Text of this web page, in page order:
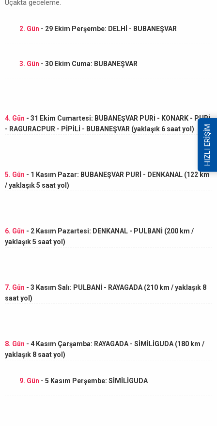
Uçakta geceleme.
2. Gün - 29 Ekim Perşembe: DELHİ - BUBANEŞVAR
3. Gün - 30 Ekim Cuma: BUBANEŞVAR
4. Gün - 31 Ekim Cumartesi: BUBANEŞVAR PURİ - KONARK - PURİ
- RAGURACPUR - PİPİLİ - BUBANEŞVAR (yaklaşık 6 saat yol)
5. Gün - 1 Kasım Pazar: BUBANEŞVAR PURİ - DENKANAL (122 km
/ yaklaşık 5 saat yol)
6. Gün - 2 Kasım Pazartesi: DENKANAL - PULBANİ (200 km /
yaklaşık 5 saat yol)
7. Gün - 3 Kasım Salı: PULBANİ - RAYAGADA (210 km / yaklaşık 8
saat yol)
8. Gün - 4 Kasım Çarşamba: RAYAGADA - SİMİLİGUDA (180 km /
yaklaşık 8 saat yol)
9. Gün - 5 Kasım Perşembe: SİMİLİGUDA
HIZLI ERİŞİM